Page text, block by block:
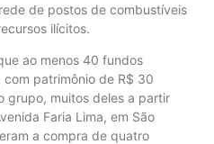
de postos de combustíveis
ilícitos.
ao menos 40 fundos
patrimônio de R$ 30
grupo, muitos deles a partir
Faria Lima, em São
a compra de quatro